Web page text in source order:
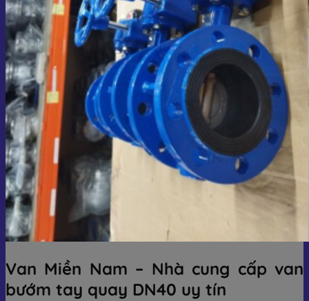
Van Miền Nam – Nhà cung cấp van
bướm tay quay DN40 uy tín